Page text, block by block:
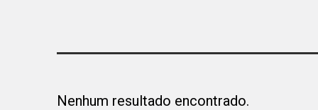
Nenhum resultado encontrado.